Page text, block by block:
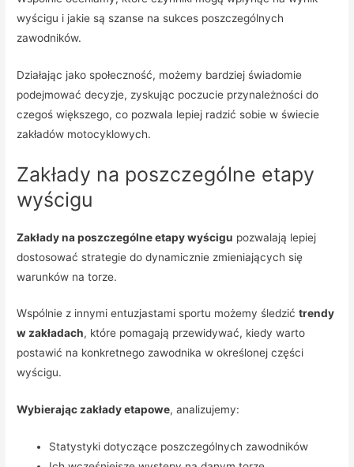
wyścigu i jakie są szanse na sukces poszczególnych
zawodników.
Działając jako społeczność, możemy bardziej świadomie
podejmować decyzje, zyskując poczucie przynależności do
czegoś większego, co pozwala lepiej radzić sobie w świecie
zakładów motocyklowych.
Zakłady na poszczególne etapy
wyścigu
Zakłady na poszczególne etapy wyścigu pozwalają lepiej
dostosować strategie do dynamicznie zmieniających się
warunków na torze.
Wspólnie z innymi entuzjastami sportu możemy śledzićtrendy
w zakładach, które pomagają przewidywać, kiedy warto
postawić na konkretnego zawodnika w określonej części
wyścigu.
Wybierając zakłady etapowe, analizujemy:
Statystyki dotyczące poszczególnych zawodników